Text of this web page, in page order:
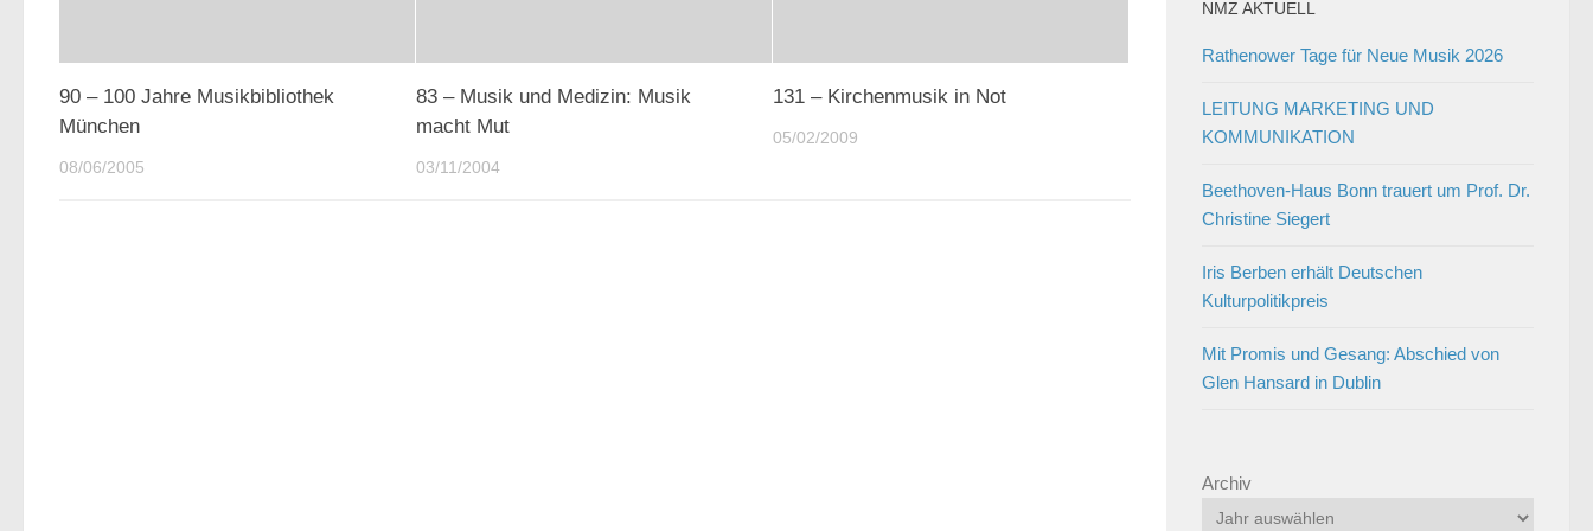
90 – 100 Jahre Musikbibliothek
München
08/06/2005
83 – Musik und Medizin: Musik
macht Mut
03/11/2004
131 – Kirchenmusik in Not
05/02/2009
NMZ AKTUELL
Rathenower Tage für Neue Musik 2026
LEITUNG MARKETING UND
KOMMUNIKATION
Beethoven-Haus Bonn trauert um Prof. Dr.
Christine Siegert
Iris Berben erhält Deutschen
Kulturpolitikpreis
Mit Promis und Gesang: Abschied von
Glen Hansard in Dublin
Archiv